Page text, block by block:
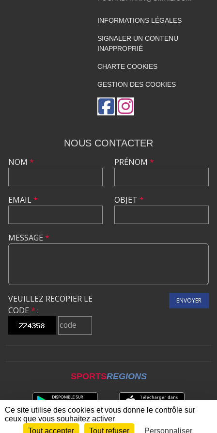
INFORMATIONS LÉGALES
SIGNALER UN CONTENU
INAPPROPRIÉ
CHARTE COOKIES
GESTION DES COOKIES
NOUS CONTACTER
NOM *
EMAIL*
PRÉNOM *
OBJET *
MESSAGE *
VEUILLEZ RECOPIER LE
CODE * :
ENVOYER
SPORTSREGIONS
Envie de participer ?
Ce site utilise des cookies et vous donne le contrôle sur
ceux que vous souhaitez activer
Tout accepter
Tout refuser Personnaliser